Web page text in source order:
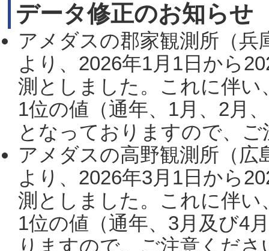
データ修正のお知らせ
アメダスの郡家観測所（
より、2026年1月1日から
測としました。これに伴い
1位の値（通年、1月、2月
となっておりますので、
アメダスの高野観測所（
より、2026年3月1日から
測としました。これに伴い
1位の値（通年、3月及び4
りますので、ご注意くだ